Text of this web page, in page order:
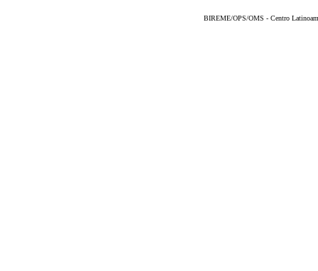
BIREME/OPS/OMS - Centro